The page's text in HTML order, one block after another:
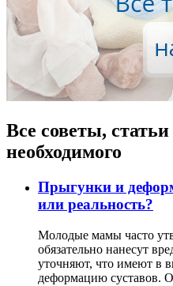
Все советы,
необходимого
Прыгунки и
или реальность?
Молодые мамы часто
обязательно нанесут
уточняют, что имеют в
деформацию суставов.